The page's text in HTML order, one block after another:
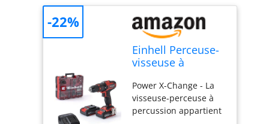
Einhell Perceuse-
visseuse à
18/40 Li-i +64
(2x2,0 Ah)
Power X-Change - La
visseuse-perceuse à
percussion appartient
-22%